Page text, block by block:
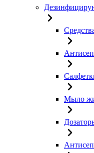
Мыло